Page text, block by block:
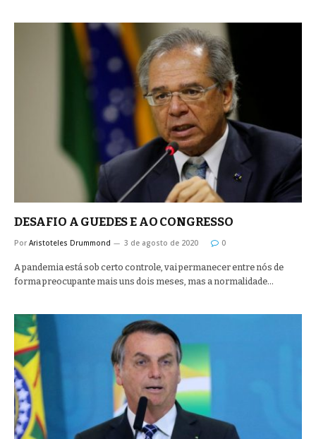
DESAFIO A GUEDES E AO CONGRESSO
Por Aristoteles Drummond 3 de agosto de 2020 0
A pandemia está sob certo controle, vai permanecer entre nós de
forma preocupante mais uns dois meses, mas a normalidade…